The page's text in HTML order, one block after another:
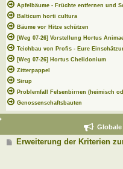
Apfelbäume - Früchte entfernen und
Balticum horti cultura
Bäume vor Hitze schützen
[Weg 07-26] Vorstellung Hortus
Teichbau von Profis - Eure
[Weg 07-26] Hortus Chelidonium
Zitterpappel
Sirup
Problemfall Felsenbirnen (heimisch
Genossenschaftsbauten
BErweiterung der Kriterien